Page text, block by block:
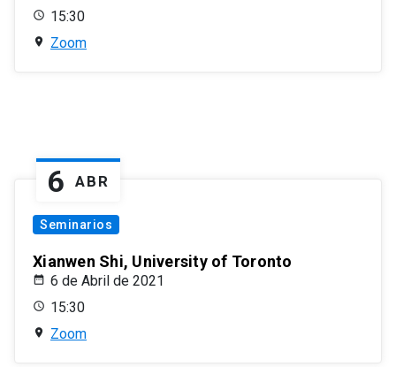
15:30
Zoom
6 ABR
Seminarios
Xianwen Shi, University of Toronto
6 de Abril de 2021
15:30
Zoom